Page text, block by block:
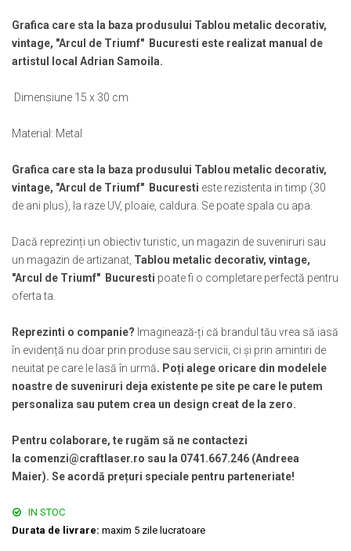
Muzeul Unirii Iasi
Orase si zone istorice
Bucuresti
Colonada Imperiala, Buzias
Maramures
Oradea
Timisoara
Palate si Curti Domnesti
Curtea Domneasca, Targoviste
Palatul Alexandru Ioan Cuza,
Palatul Culturii Iasi
Suport pahare suvenir din lemn
Suport pahare suvenir din pluta
Tablouri acuarela
Tablouri metalice
Colectia "Belle Epoque"
Colectia "Visit Romania"
Colectia medievala
Grafica care sta la baza produsului Tablou metalic decorativ,
vintage, "Arcul de Triumf" Bucuresti este realizat manual de
artistul local Adrian Samoila.
Dimensiune 15 x 30 cm
Material: Metal
Grafica care sta la baza produsului Tablou metalic decorativ,
vintage, "Arcul de Triumf" Bucuresti este rezistenta in timp (30
de ani plus), la raze UV, ploaie, caldura. Se poate spala cu apa.
Dacă reprezinți un obiectiv turistic, un magazin de suveniruri sau
un magazin de artizanat, Tablou metalic decorativ, vintage,
"Arcul de Triumf" Bucuresti poate fi o completare perfectă pentru
oferta ta.
Reprezinti o companie? Imaginează-ți că brandul tău vrea să iasă
în evidență nu doar prin produse sau servicii, ci și prin amintiri de
neuitat pe care le lasă în urmă. Poți alege oricare din modelele
noastre de suveniruri deja existente pe site pe care le putem
personaliza sau putem crea un design creat de la zero.
Pentru colaborare, te rugăm să ne contactezi
la comenzi@craftlaser.ro sau la 0741.667.246 (Andreea
Maier). Se acordă prețuri speciale pentru parteneriate!
IN STOC
Durata de livrare: maxim 5 zile lucratoare